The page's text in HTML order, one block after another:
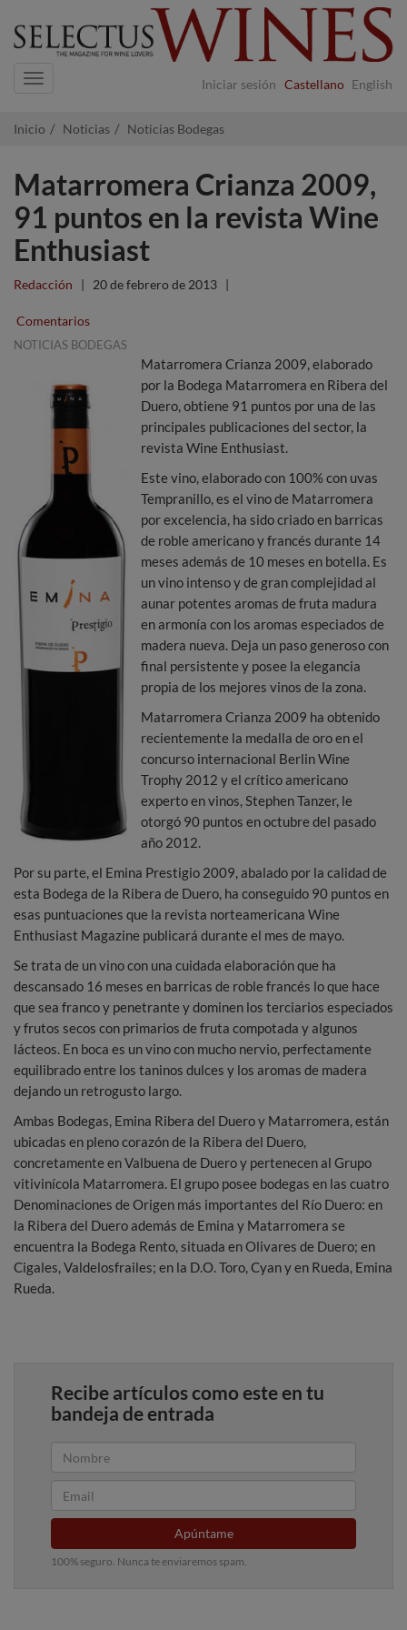
Iniciar sesión Castellano English
Navigation
Inicio Noticias Noticias Bodegas
Matarromera Crianza 2009,
91 puntos en la revista Wine
Enthusiast
Redacción | 20 de febrero de 2013 |
Comentarios
NOTICIAS BODEGAS
Matarromera Crianza 2009, elaborado
por la Bodega Matarromera en Ribera del
Duero, obtiene 91 puntos por una de las
principales publicaciones del sector, la
revista Wine Enthusiast.
Este vino, elaborado con 100% con uvas
Tempranillo, es el vino de Matarromera
por excelencia, ha sido criado en barricas
de roble americano y francés durante 14
meses además de 10 meses en botella. Es
un vino intenso y de gran complejidad al
aunar potentes aromas de fruta madura
en armonía con los aromas especiados de
madera nueva. Deja un paso generoso con
final persistente y posee la elegancia
propia de los mejores vinos de la zona.
Matarromera Crianza 2009 ha obtenido
recientemente la medalla de oro en el
concurso internacional Berlin Wine
Trophy 2012 y el crítico americano
experto en vinos, Stephen Tanzer, le
otorgó 90 puntos en octubre del pasado
año 2012.
Por su parte, el Emina Prestigio 2009, abalado por la calidad de
esta Bodega de la Ribera de Duero, ha conseguido 90 puntos en
esas puntuaciones que la revista norteamericana Wine
Enthusiast Magazine publicará durante el mes de mayo.
Se trata de un vino con una cuidada elaboración que ha
descansado 16 meses en barricas de roble francés lo que hace
que sea franco y penetrante y dominen los terciarios especiados
y frutos secos con primarios de fruta compotada y algunos
lácteos. En boca es un vino con mucho nervio, perfectamente
equilibrado entre los taninos dulces y los aromas de madera
dejando un retrogusto largo.
Ambas Bodegas, Emina Ribera del Duero y Matarromera, están
ubicadas en pleno corazón de la Ribera del Duero,
concretamente en Valbuena de Duero y pertenecen al Grupo
vitivinícola Matarromera. El grupo posee bodegas en las cuatro
Denominaciones de Origen más importantes del Río Duero: en
la Ribera del Duero además de Emina y Matarromera se
encuentra la Bodega Rento, situada en Olivares de Duero; en
Cigales, Valdelosfrailes; en la D.O. Toro, Cyan y en Rueda, Emina
Rueda.
Recibe artículos como este en tu
bandeja de entrada
Apúntame
100% seguro. Nunca te enviaremos spam.